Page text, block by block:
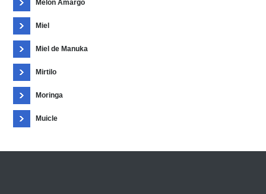
Melón Amargo
Miel
Miel de Manuka
Mirtilo
Moringa
Muicle